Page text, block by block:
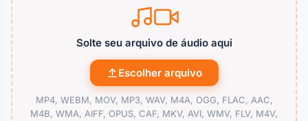
Solte seu arquivo de áudio aqui
Escolher arquivo
MP4, WEBM, MOV, MP3, WAV, M4A, OGG, FLAC, AAC,
M4B, WMA, AIFF, OPUS, CAF, MKV, AVI, WMV, FLV, M4V,